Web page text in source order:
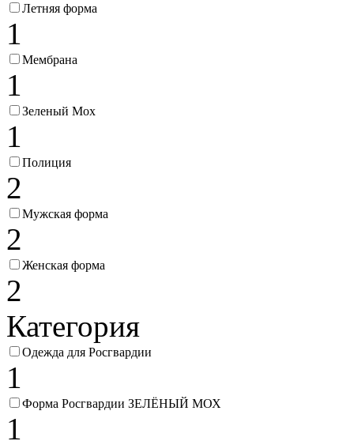
Летняя форма
1
Мембрана
1
Зеленый Мох
1
Полиция
2
Мужская форма
2
Женская форма
2
Категория
Одежда для Росгвардии
1
Форма Росгвардии ЗЕЛЁНЫЙ МОХ
1